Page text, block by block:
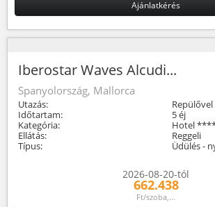
Ajánlatkérés
Iberostar Waves Alcudi...
Spanyolország, Mallorca
Utazás:
Repülővel
Időtartam:
5 éj
Kategória:
Hotel
Ellátás:
Reggeli
Típus:
Üdülés -
2026-08-20-tól
662.438
Ft/szoba,...